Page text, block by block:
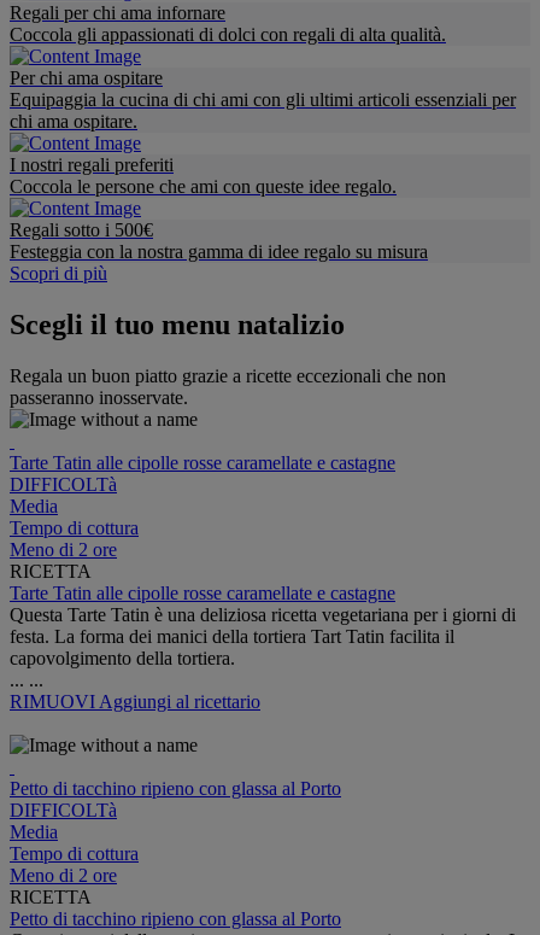
Regali per chi ama infornare
Coccola gli appassionati di dolci con regali di alta qualità.
Per chi ama ospitare
Equipaggia la cucina di chi ami con gli ultimi articoli essenziali per
chi ama ospitare.
I nostri regali preferiti
Coccola le persone che ami con queste idee regalo.
Regali sotto i 500€
Festeggia con la nostra gamma di idee regalo su misura
Scopri di più
Scegli il tuo menu natalizio
Regala un buon piatto grazie a ricette eccezionali che non
passeranno inosservate.
Tarte Tatin alle cipolle rosse caramellate e castagne
DIFFICOLTà
Media
Tempo di cottura
Meno di 2 ore
RICETTA
Tarte Tatin alle cipolle rosse caramellate e castagne
Questa Tarte Tatin è una deliziosa ricetta vegetariana per i giorni di
festa. La forma dei manici della tortiera Tart Tatin facilita il
capovolgimento della tortiera.
... ...
RIMUOVI Aggiungi al ricettario
Petto di tacchino ripieno con glassa al Porto
DIFFICOLTà
Media
Tempo di cottura
Meno di 2 ore
RICETTA
Petto di tacchino ripieno con glassa al Porto